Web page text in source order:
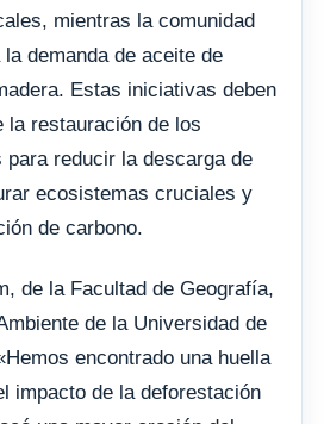
mientras la comunidad
demanda de aceite de
Estas iniciativas deben
la restauración de los
para reducir la descarga de
ecosistemas cruciales y
de carbono.
de la Facultad de Geografía,
de la Universidad de
encontrado una huella
impacto de la deforestación